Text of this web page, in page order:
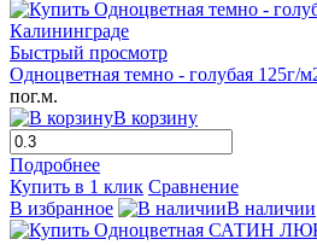
Быстрый просмотр
Одноцветная темно - голубая 125г/
пог.м.
В корзину
Подробнее
Купить в 1 клик Сравнение
В избранное
В наличии